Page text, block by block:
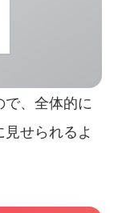
で、全体的に
せられるよ